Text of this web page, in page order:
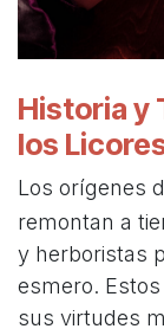
Historia y
los
Los orígenes
remontan a
y herboristas
esmero.
sus virtudes